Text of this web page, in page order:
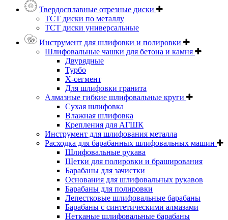
Твердосплавные отрезные диски
ТСТ диски по металлу
ТСТ диски универсальные
Инструмент для шлифовки и полировки
Шлифовальные чашки для бетона и камня
Двурядные
Турбо
Х-сегмент
Для шлифовки гранита
Алмазные гибкие шлифовальные круги
Cухая шлифовка
Влажная шлифовка
Крепления для АГШК
Инструмент для шлифования металла
Расходка для барабанных шлифовальных машин
Шлифовальные рукава
Щетки для полировки и браширования
Барабаны для зачистки
Основания для шлифовальных рукавов
Барабаны для полировки
Лепестковые шлифовальные барабаны
Барабаны с синтетическими алмазами
Нетканые шлифовальные барабаны